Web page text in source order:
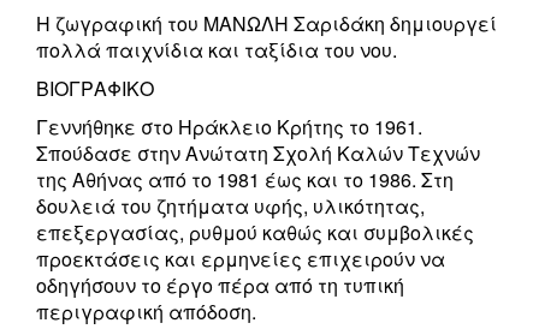
Η ζωγραφική του ΜΑΝΩΛΗ Σαριδάκη δημιουργεί
πολλά παιχνίδια και ταξίδια του νου.
ΒΙΟΓΡΑΦΙΚΟ
Γεννήθηκε στο Ηράκλειο Κρήτης το 1961.
Σπούδασε στην Ανώτατη Σχολή Καλών Τεχνών
της Αθήνας από το 1981 έως και το 1986. Στη
δουλειά του ζητήματα υφής, υλικότητας,
επεξεργασίας, ρυθμού καθώς και συμβολικές
προεκτάσεις και ερμηνείες επιχειρούν να
οδηγήσουν το έργο πέρα από τη τυπική
περιγραφική απόδοση.